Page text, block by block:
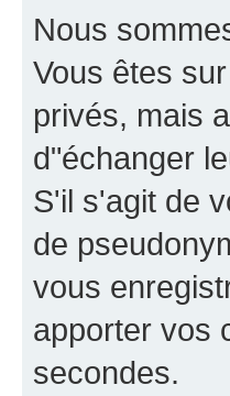
Nous
Vous êtes
privés, mais
d"échanger
S'il s'agit de
de
vous
apporter vos
secondes.